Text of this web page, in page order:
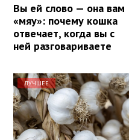
Вы ей слово — она вам
«мяу»: почему кошка
отвечает, когда вы с
ней разговариваете
ЛУЧШЕЕ